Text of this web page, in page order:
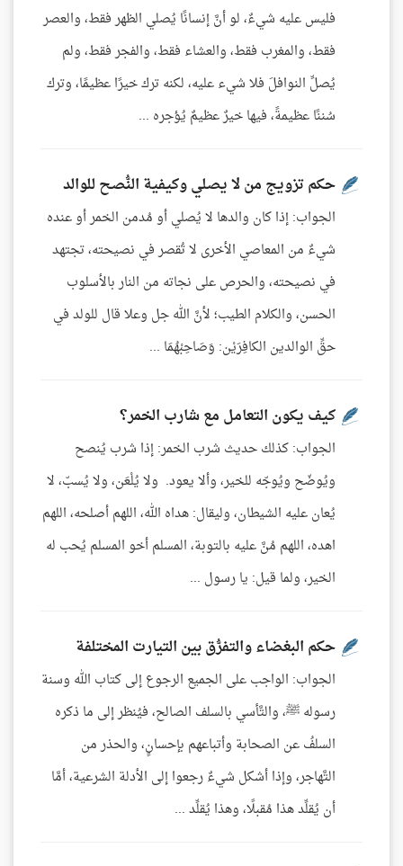
فليس عليه شيءٌ، لو أنَّ إنسانًا يُصلي الظهر فقط، والعصر
فقط، والمغرب فقط، والعشاء فقط، والفجر فقط، ولم
يُصلِّ النوافلَ فلا شيء عليه، لكنه ترك خيرًا عظيمًا، وترك
سُننًا عظيمةً، فيها خيرٌ عظيمٌ يُؤجره ...
حكم تزويج من لا يصلي وكيفية النُّصح للوالد
الجواب: إذا كان والدها لا يُصلي أو مُدمن الخمر أو عنده
شيءٌ من المعاصي الأخرى لا تُقصر في نصيحته، تجتهد
في نصيحته، والحرص على نجاته من النار بالأسلوب
الحسن، والكلام الطيب؛ لأنَّ الله جل وعلا قال للولد في
حقِّ الوالدين الكافِرَيْن: وَصَاحِبْهُمَا ...
كيف يكون التعامل مع شارب الخمر؟
الجواب: كذلك حديث شرب الخمر: إذا شرب يُنصح
ويُوضّح ويُوجّه للخير، وألا يعود. ولا يُلْعَن، ولا يُسبّ، لا
يُعان عليه الشيطان، وليقال: هداه الله، اللهم أصلحه، اللهم
اهده، اللهم مُنَّ عليه بالتوبة، المسلم أخو المسلم يُحب له
الخير، ولما قيل: يا رسول ...
حكم البغضاء والتفرُّق بين التيارت المختلفة
الجواب: الواجب على الجميع الرجوع إلى كتاب الله وسنة
رسوله ﷺ، والتَّأسي بالسلف الصالح، فيُنظر إلى ما ذكره
السلفُ عن الصحابة وأتباعهم بإحسانٍ، والحذر من
التَّهاجر، وإذا أشكل شيءٌ رجعوا إلى الأدلة الشرعية، أمَّا
أن يُقلِّد هذا مُقبلًا، وهذا يُقلِّد ...